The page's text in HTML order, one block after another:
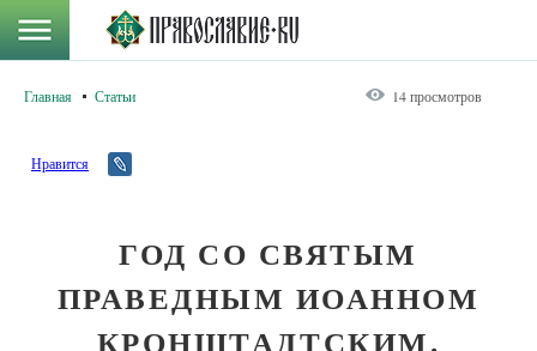
Главная Статьи 14 просмотров
Нравится
ГОД СО СВЯТЫМ
ПРАВЕДНЫМ ИОАННОМ
КРОНШТАДТСКИМ.